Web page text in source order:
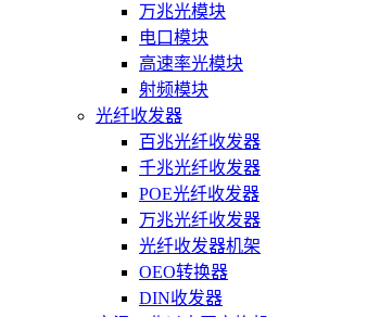
万兆光模块
电口模块
高速率光模块
射频模块
光纤收发器
百兆光纤收发器
千兆光纤收发器
POE光纤收发器
万兆光纤收发器
光纤收发器机架
OEO转换器
DIN收发器